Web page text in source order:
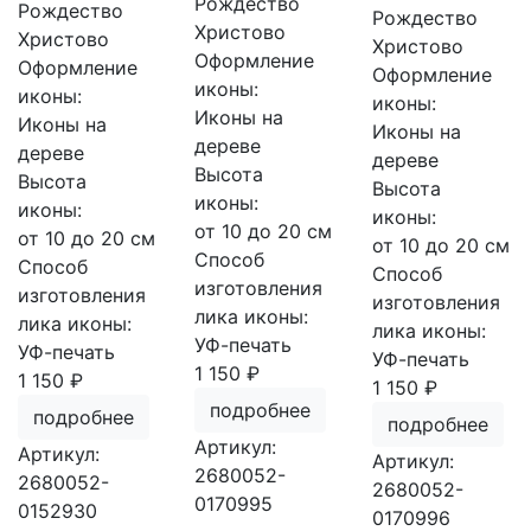
Рождество
Христово
Оформление
иконы:
Иконы на
дереве
Высота
иконы:
от 10 до 20 см
Способ
изготовления
лика иконы:
УФ-печать
1 150 ₽
подробнее
Артикул:
2680052-
0152930
Христово
Оформление
иконы:
Иконы на
дереве
Высота
иконы:
от 10 до 20 см
Способ
изготовления
лика иконы:
УФ-печать
1 150 ₽
подробнее
Артикул:
2680052-
0170995
Рождество
Христово
Оформление
иконы:
Иконы на
дереве
Высота
иконы:
от 10 до 20 см
Способ
изготовления
лика иконы:
УФ-печать
1 150 ₽
подробнее
Артикул:
2680052-
0170996